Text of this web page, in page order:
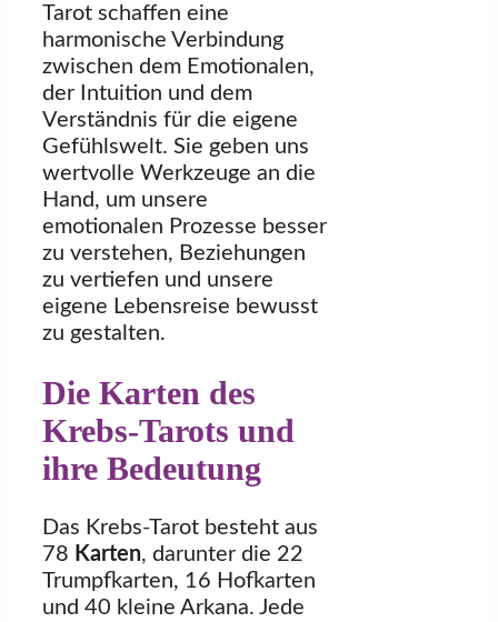
Tarot schaffen eine
harmonische Verbindung
zwischen dem Emotionalen,
der Intuition und dem
Verständnis für die eigene
Gefühlswelt. Sie geben uns
wertvolle Werkzeuge an die
Hand, um unsere
emotionalen Prozesse besser
zu verstehen, Beziehungen
zu vertiefen und unsere
eigene Lebensreise bewusst
zu gestalten.
Die Karten des
Krebs-Tarots und
ihre Bedeutung
Das Krebs-Tarot besteht aus
78 Karten, darunter die 22
Trumpfkarten, 16 Hofkarten
und 40 kleine Arkana. Jede